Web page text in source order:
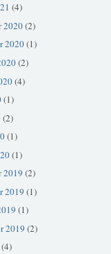
(4)
2020(2)
2020(1)
(2)
(4)
(1)
(2)
(1)
(1)
2019 (2)
2019 (1)
(1)
2019 (2)
(4)